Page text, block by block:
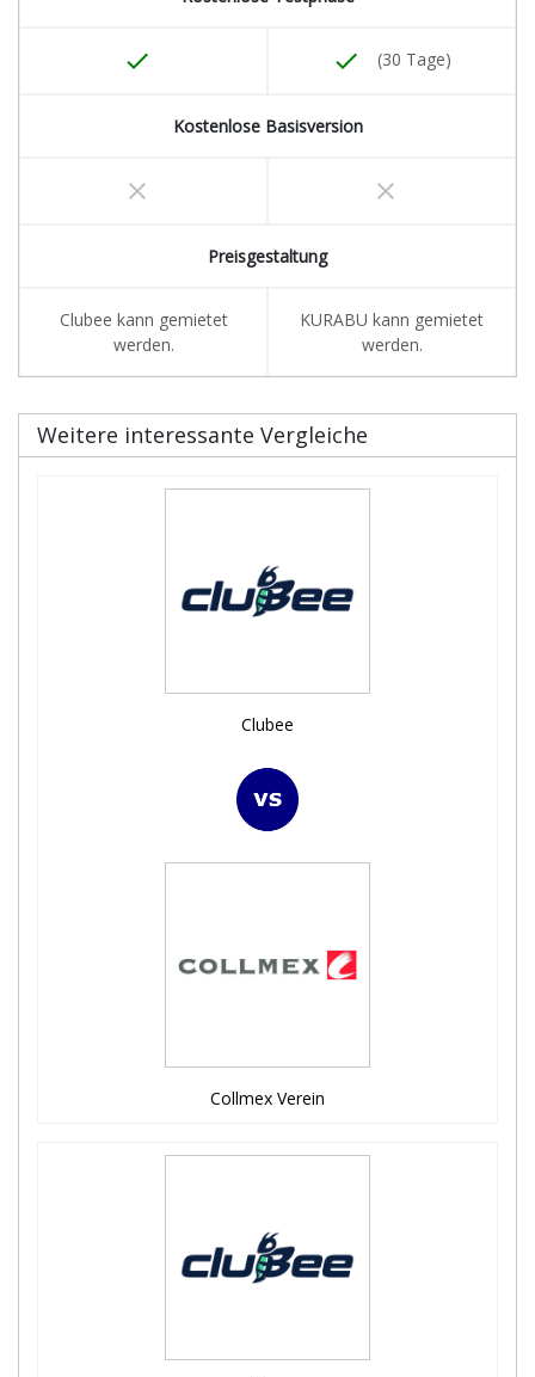
done done (30 Tage)
Kostenlose Basisversion
clear clear
Preisgestaltung
Clubee kann gemietet
werden.
KURABU kann gemietet
werden.
Weitere interessante Vergleiche
Clubee
Collmex Verein